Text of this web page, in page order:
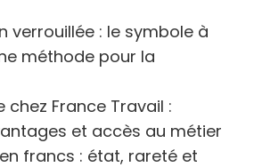
verrouillée : le symbole à
méthode pour la
chez France Travail :
et accès au métier
francs : état, rareté et